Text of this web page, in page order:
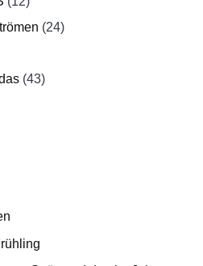
(24)
(43)